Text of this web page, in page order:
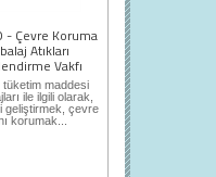
- Çevre Koruma
Atıkları
Vakfı
tüketim maddesi
ile ilgili olarak,
geliştirmek, çevre
korumak...